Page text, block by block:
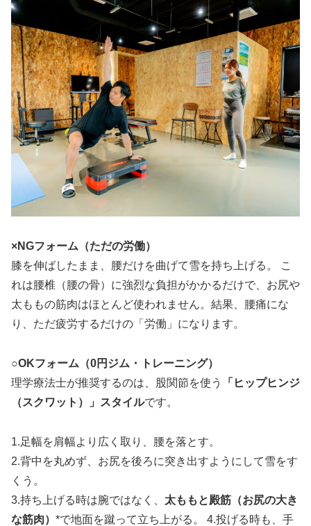
×NGフォーム（ただの労働）
膝を伸ばしたまま、腰だけを曲げて雪を持ち上げる。 こ
れは腰椎（腰の骨）に強烈な負担がかかるだけで、お尻や
太ももの筋肉はほとんど使われません。結果、腰痛にな
り、ただ疲労するだけの「労働」になります。
○OKフォーム（0円ジム・トレーニング）
理学療法士が推奨するのは、股関節を使う
「ヒップヒンジ
（スクワット）」スタイルです。
1.足幅を肩幅より広く取り、腰を落とす。
2.背中を丸めず、お尻を後ろに突き出すようにして雪をす
くう。
3.持ち上げる時は腕ではなく、 太ももと殿筋（お尻の大き
な筋肉） *で地面を蹴って立ち上がる。 4.投げる時も、手